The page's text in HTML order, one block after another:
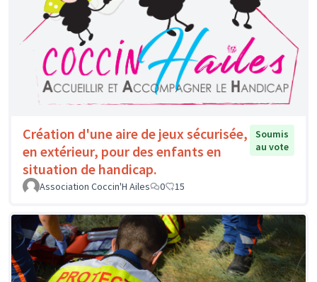
Création d'une aire de jeux sécurisée,
en extérieur, pour des enfants en
situation de handicap.
Soumis
au vote
Association Coccin'H Ailes 0 15